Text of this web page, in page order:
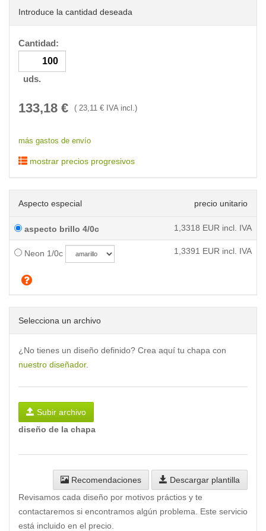
Introduce la cantidad deseada
Cantidad:
uds.
133,18 € ( 23,11 € IVA incl.)
más gastos de envío
mostrar precios progresivos
Aspecto especial precio unitario
aspecto brillo 4/0c 1,3318 EUR incl. IVA
Neon 1/0c 1,3391 EUR incl. IVA
Selecciona un archivo
¿No tienes un diseño definido? Crea aquí tu chapa con
nuestro diseñador.
Subir archivo
diseño de la chapa
Recomendaciones
Descargar plantilla
Revisamos cada diseño por motivos práctios y te
contactaremos si encontramos algún problema. Este servicio
está incluido en el precio.